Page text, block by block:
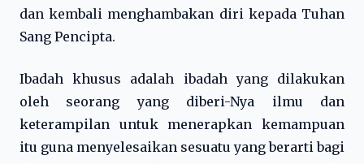
dan kembali menghambakan diri kepada Tuhan
Sang Pencipta.
Ibadah khusus adalah ibadah yang dilakukan
oleh seorang yang diberi-Nya ilmu dan
keterampilan untuk menerapkan kemampuan
itu guna menyelesaikan sesuatu yang berarti bagi